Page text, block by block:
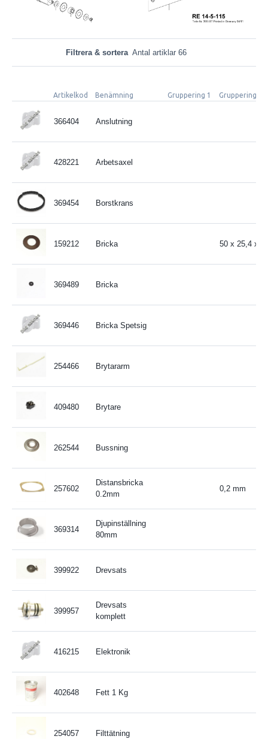
Filtrera & sortera Antal artiklar 66
Artikelkod Benämning Gruppering 1 Gruppering 2
366404 Anslutning
428221 Arbetsaxel
369454 Borstkrans
159212 Bricka 50 x 25,4 x
369489 Bricka
369446 Bricka Spetsig
254466 Brytararm
409480 Brytare
262544 Bussning
257602
Distansbricka
0.2mm
0,2 mm
369314
Djupinställning
80mm
399922 Drevsats
399957
Drevsats
komplett
416215 Elektronik
402648 Fett 1 Kg
254057 Filttätning